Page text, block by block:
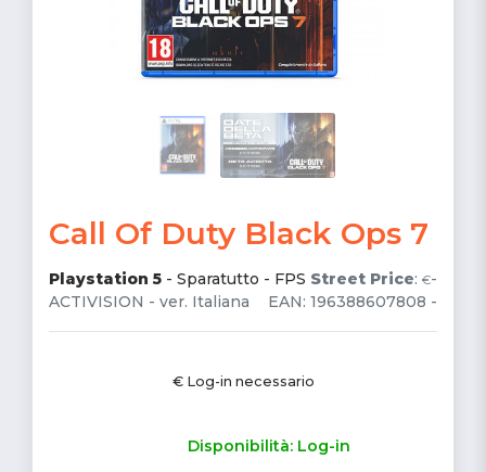
Call Of Duty Black Ops 7
Street Price: €-
Playstation 5 - Sparatutto - FPS
EAN: 196388607808 -
ACTIVISION - ver. Italiana
€ Log-in necessario
Disponibilità: Log-in